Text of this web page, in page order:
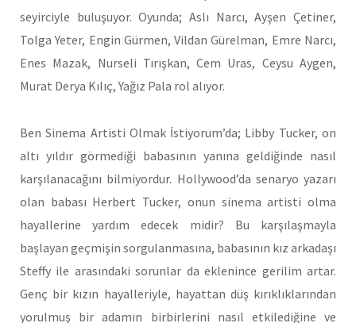
seyirciyle buluşuyor. Oyunda; Aslı Narcı, Ayşen Çetiner,
Tolga Yeter, Engin Gürmen, Vildan Gürelman, Emre Narcı,
Enes Mazak, Nurseli Tırışkan, Cem Uras, Ceysu Aygen,
Murat Derya Kılıç, Yağız Pala rol alıyor.
Ben Sinema Artisti Olmak İstiyorum’da; Libby Tucker, on
altı yıldır görmediği babasının yanına geldiğinde nasıl
karşılanacağını bilmiyordur. Hollywood’da senaryo yazarı
olan babası Herbert Tucker, onun sinema artisti olma
hayallerine yardım edecek midir? Bu karşılaşmayla
başlayan geçmişin sorgulanmasına, babasının kız arkadaşı
Steffy ile arasındaki sorunlar da eklenince gerilim artar.
Genç bir kızın hayalleriyle, hayattan düş kırıklıklarından
yorulmuş bir adamın birbirlerini nasıl etkilediğine ve